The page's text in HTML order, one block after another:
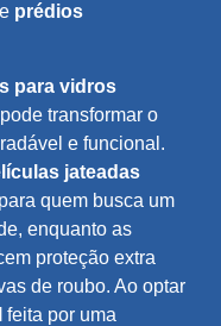
prédios
para vidros
transformar o
e funcional.
jateadas
quem busca um
enquanto as
proteção extra
de roubo. Ao optar
feita por uma